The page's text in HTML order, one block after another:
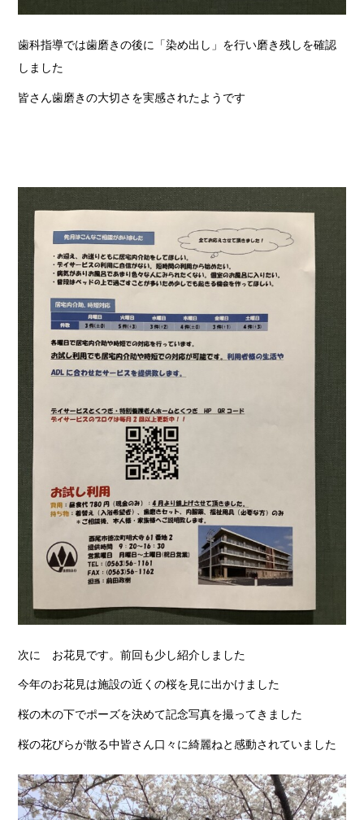
歯科指導では歯磨きの後に「染め出し」を行い磨き残しを確認
しました
皆さん歯磨きの大切さを実感されたようです
次に お花見です。前回も少し紹介しました
今年のお花見は施設の近くの桜を見に出かけました
桜の木の下でポーズを決めて記念写真を撮ってきました
桜の花びらが散る中皆さん口々に綺麗ねと感動されていました